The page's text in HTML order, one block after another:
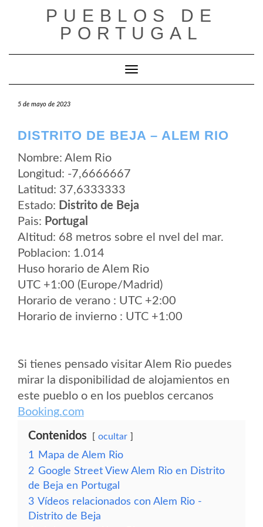
PUEBLOS DE
PORTUGAL
Cambiar modo de navegación
5 de mayo de 2023
DISTRITO DE BEJA – ALEM RIO
Nombre: Alem Rio
Longitud: -7,6666667
Latitud: 37,6333333
Estado: Distrito de Beja
Pais: Portugal
Altitud: 68 metros sobre el nvel del mar.
Poblacion: 1.014
Huso horario de Alem Rio
UTC +1:00 (Europe/Madrid)
Horario de verano : UTC +2:00
Horario de invierno : UTC +1:00
Si tienes pensado visitar Alem Rio puedes
mirar la disponibilidad de alojamientos en
este pueblo o en los pueblos cercanos
Booking.com
Contenidos ocultar
1
Mapa de Alem Rio
2 Google Street View Alem Rio en Distrito
de Beja en Portugal
3 Vídeos relacionados con Alem Rio -
Distrito de Beja